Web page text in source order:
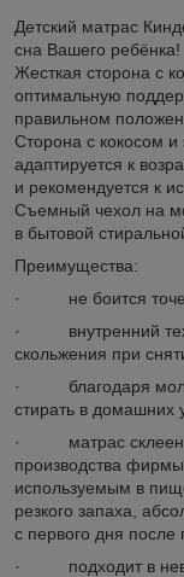
Детский матрас
сна Вашего ребёнка!
Жесткая сторона с
оптимальную
правильном
Сторона с кокосом
адаптируется к
и рекомендуется к
Съемный чехол на
в бытовой
Преимущества:
· не боится
· внутренний
скольжения при
· благодаря
стирать в домашних
· матрас склеен
производства
используемым в
резкого запаха,
с первого дня после
· подходит в